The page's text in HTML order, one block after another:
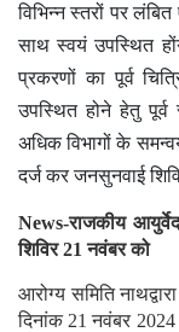
विभिन्न स्तरों पर लंबित
साथ स्वयं उपस्थित
प्रकरणों का पूर्व
उपस्थित होने हेतु
अधिक विभागों के
दर्ज कर जनसुनवाई
News-राजकीय
शिविर 21 नवंबर को
आरोग्य समिति
दिनांक 21 नवंबर